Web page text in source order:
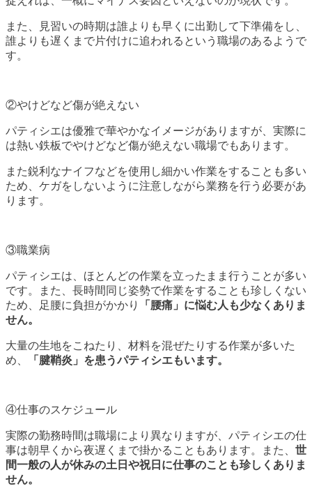
また、見習いの時期は誰よりも早くに出勤して下準備をし、
誰よりも遅くまで片付けに追われるという職場のあるようで
す。
②やけどなど傷が絶えない
パティシエは優雅で華やかなイメージがありますが、実際に
は熱い鉄板でやけどなど傷が絶えない職場でもあります。
また鋭利なナイフなどを使用し細かい作業をすることも多い
ため、ケガをしないように注意しながら業務を行う必要があ
ります。
③職業病
パティシエは、ほとんどの作業を立ったまま行うことが多い
です。また、長時間同じ姿勢で作業をすることも珍しくない
ため、足腰に負担がかかり
「腰痛」に悩む人も少なくありま
せん。
大量の生地をこねたり、材料を混ぜたりする作業が多いた
め、
「腱鞘炎」を患うパティシエもいます。
④仕事のスケジュール
実際の勤務時間は職場により異なりますが、パティシエの仕
事は朝早くから夜遅くまで掛かることもあります。また、 世
間一般の人が休みの土日や祝日に仕事のことも珍しくありま
せん。